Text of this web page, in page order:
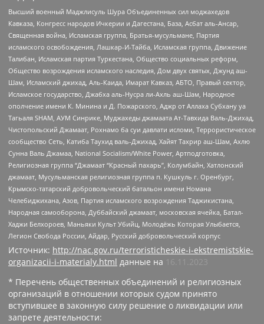
Высший военный Маджлисуль Шура Объединенных сил моджахедов
Кавказа, Конгресс народов Ичкерии и Дагестана, База, Асбат аль-Ансар,
Священная война, Исламская группа, Братья-мусульмане, Партия
исламского освобождения, Лашкар-И-Тайба, Исламская группа, Движение
Талибан, Исламская партия Туркестана, Общество социальных реформ,
Общество возрождения исламского наследия, Дом двух святых, Джунд аш-
Шам, Исламский джихад, Аль-Каида, Имарат Кавказ, АБТО, Правый сектор,
Исламское государство, Джабха аль-Нусра ли-Ахль аш-Шам, Народное
ополчение имени К. Минина и Д. Пожарского, Аджр от Аллаха Субхану уа
Тагьаля SHAM, АУМ Синрике, Муджахеды джамаата Ат-Тавхида Валь-Джихад,
Чистопольский Джамаат, Рохнамо ба суи давлати исломи, Террористическое
сообщество Сеть, Катиба Таухид валь-Джихад, Хайят Тахрир аш-Шам, Ахлю
Сунна Валь Джамаа, National Socialism/White Power, Артподготовка,
Религиозная группа “Джамаат “Красный пахарь”, Колумбайн, Хатлонский
джамаат, Мусульманская религиозная группа п. Кушкуль г. Оренбург,
Крымско-татарский добровольческий батальон имени Номана
Челебиджихана, Азов, Партия исламского возрождения Таджикистана,
Народная самооборона, Дуббайский джамаат, московская ячейка, Батал-
Хаджи Белхороев, Маньяки Культ Убийц, Молодёжь Которая Улыбается,
Легион Свобода России, Айдар, Русский добровольческий корпус
Источник: http://nac.gov.ru/terroristicheskie-i-ekstremistskie-
organizacii-i-materialy.html данные на
16.11.2023
* Перечень общественных объединений и религиозных
организаций в отношении которых судом принято
вступившее в законную силу решение о ликвидации или
запрете деятельности: